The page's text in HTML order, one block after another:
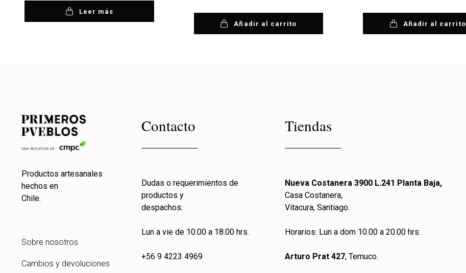
Leer más
Añadir al carrito Añadir al carrito
Productos artesanales
hechos en
Chile.
Sobre nosotros
Cambios y devoluciones
Contacto
Dudas o requerimientos de
productos y
despachos:
Lun a vie de 10.00 a 18.00 hrs.
+56 9 4223 4969
Tiendas
Nueva Costanera 3900 L.241 Planta Baja,
Casa Costanera,
Vitacura, Santiago.
Horarios: Lun a dom 10.00 a 20.00 hrs.
Arturo Prat 427, Temuco.